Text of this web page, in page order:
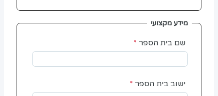
מידע מקצועי
שם בית הספר
ישוב בית הספר